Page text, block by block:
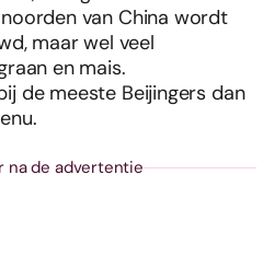
van China wordt
maar wel veel
en mais.
de meeste Beijingers dan
na de advertentie